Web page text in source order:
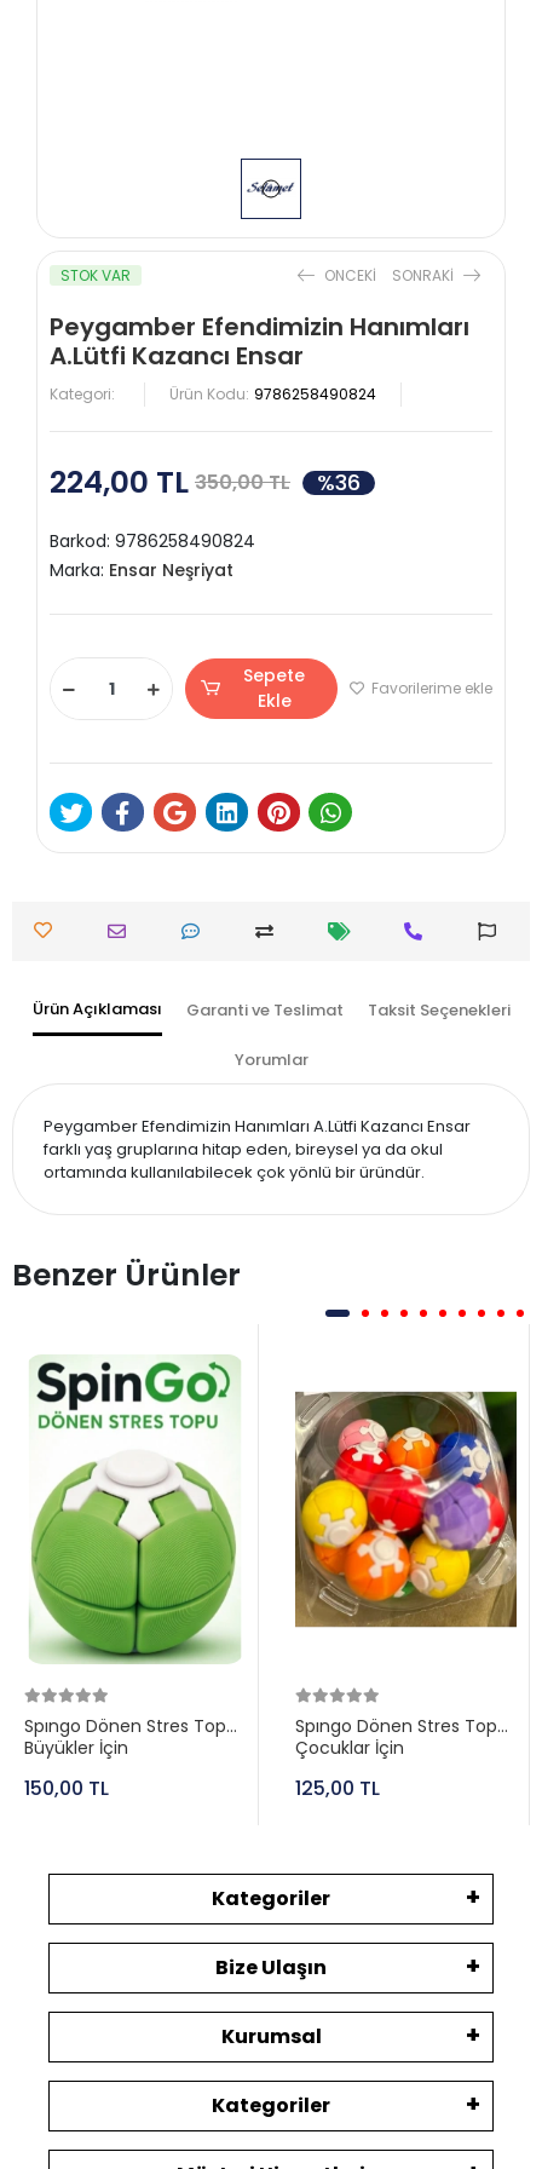
STOK VAR ONCEKI SONRAKI
Peygamber Efendimizin Hanımları
A.Lütfi Kazancı Ensar
Kategori: Ürün Kodu: 9786258490824
224,00 TL 350,00 TL %36
Barkod: 9786258490824
Marka: Ensar Neşriyat
Sepete
Ekle
Favorilerime ekle
Ürün Açıklaması Garanti ve Teslimat Taksit Seçenekleri
Yorumlar
Peygamber Efendimizin Hanımları A.Lütfi Kazancı Ensar
farklı yaş gruplarına hitap eden, bireysel ya da okul
ortamında kullanılabilecek çok yönlü bir üründür.
Benzer Ürünler
Spıngo Dönen Stres Topu
Büyükler İçin
150,00 TL
Spıngo Dönen Stres Topu
Çocuklar İçin
125,00 TL
Kategoriler
Bize Ulaşın
Kurumsal
Kategoriler